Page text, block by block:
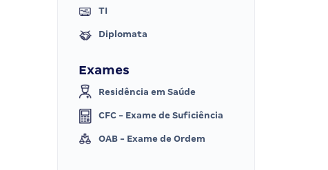
TI
Diplomata
Exames
Residência em Saúde
CFC - Exame de Suficiência
OAB - Exame de Ordem